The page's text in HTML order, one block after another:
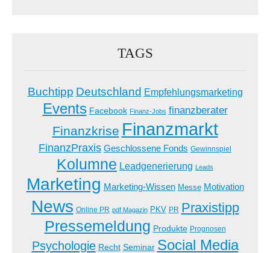
TAGS
Buchtipp Deutschland Empfehlungsmarketing
Events Facebook Finanz-Jobs finanzberater
Finanzkrise Finanzmarkt
FinanzPraxis Geschlossene Fonds Gewinnspiel
Kolumne Leadgenerierung Leads
Marketing Marketing-Wissen Messe Motivation
News Online PR pdf Magazin PKV PR Praxistipp
Pressemeldung Produkte Prognosen
Psychologie Recht Seminar Social Media